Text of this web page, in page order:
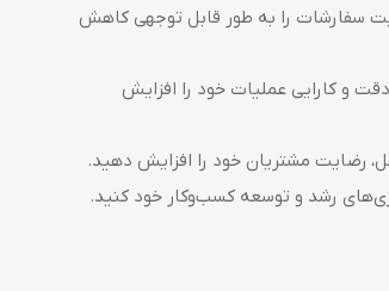
سفارشات را به طور قابل توجهی کاهش
و کارایی عملیات خود را افزایش
رضایت مشتریان خود را افزایش دهید.
رشد و توسعه کسب‌وکار خود کنید.